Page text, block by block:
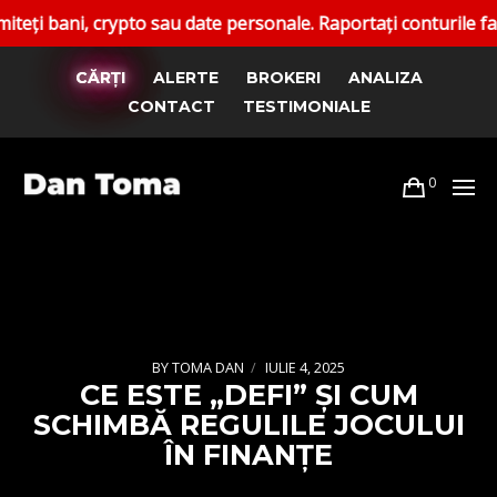
crypto sau date personale. Raportați conturile false.
CĂRȚI ALERTE BROKERI
ANALIZA
CONTACT
TESTIMONIALE
0
BYTOMA DAN IULIE 4, 2025
CE ESTE „DEFI” ȘI CUM
SCHIMBĂ REGULILE JOCULUI
ÎN FINANȚE